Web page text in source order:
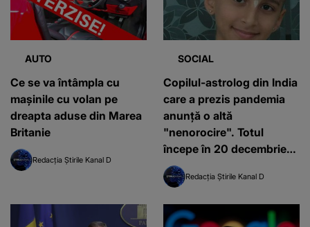
AUTO
Ce se va întâmpla cu
mașinile cu volan pe
dreapta aduse din Marea
Britanie
Redacția Știrile Kanal D
SOCIAL
Copilul-astrolog din India
care a prezis pandemia
anunță o altă
"nenorocire". Totul
începe în 20 decembrie
2020
Redacția Știrile Kanal D